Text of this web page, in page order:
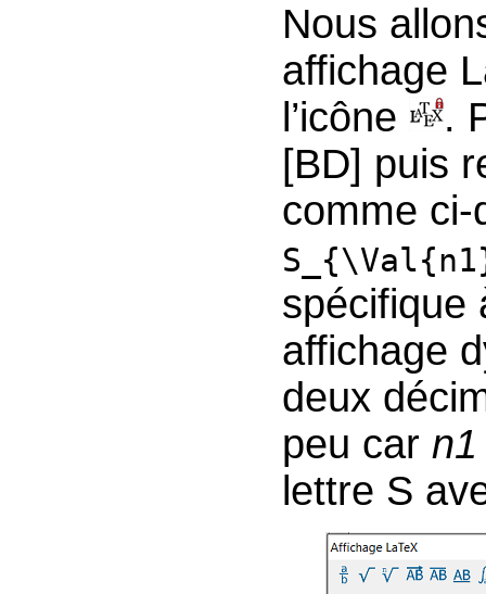
Nous
affichage
l’icône
.
[BD] puis
comme ci-
spécifique
affichage
deux
peu car n1
lettre S